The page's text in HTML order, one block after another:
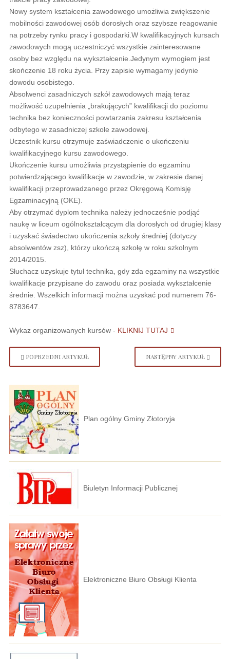
Nowy system kształcenia zawodowego umożliwia zwiększenie
mobilności zawodowej osób dorosłych oraz szybsze reagowanie
na potrzeby rynku pracy i gospodarki.W kwalifikacyjnych kursach
zawodowych mogą uczestniczyć wszystkie zainteresowane
osoby bez względu na wykształcenie.Jedynym wymogiem jest
skończenie 18 roku życia. Przy zapisie wymagamy jedynie
dowodu osobistego.
Absolwenci zasadniczych szkół zawodowych mają teraz
możliwość uzupełnienia „brakujących” kwalifikacji do poziomu
technika bez konieczności powtarzania zakresu kształcenia
odbytego w zasadniczej szkole zawodowej.
Uczestnik kursu otrzymuje zaświadczenie o ukończeniu
kwalifikacyjnego kursu zawodowego.
Ukończenie kursu umożliwia przystąpienie do egzaminu
potwierdzającego kwalifikacje w zawodzie, w zakresie danej
kwalifikacji przeprowadzanego przez Okręgową Komisję
Egzaminacyjną (OKE).
Aby otrzymać dyplom technika należy jednocześnie podjąć
naukę w liceum ogólnokształcącym dla dorosłych od drugiej klasy
i uzyskać świadectwo ukończenia szkoły średniej (dotyczy
absolwentów zsz), którzy ukończą szkołę w roku szkolnym
2014/2015.
Słuchacz uzyskuje tytuł technika, gdy zda egzaminy na wszystkie
kwalifikacje przypisane do zawodu oraz posiada wykształcenie
średnie. Wszelkich informacji można uzyskać pod numerem 76-
8783647.
Wykaz organizowanych kursów - KLIKNIJ TUTAJ
POPRZEDNI ARTYKUŁ NASTĘPNY ARTYKUŁ
Plan ogólny Gminy Złotoryja
Biuletyn Informacji Publicznej
Elektroniczne Biuro Obsługi Klienta